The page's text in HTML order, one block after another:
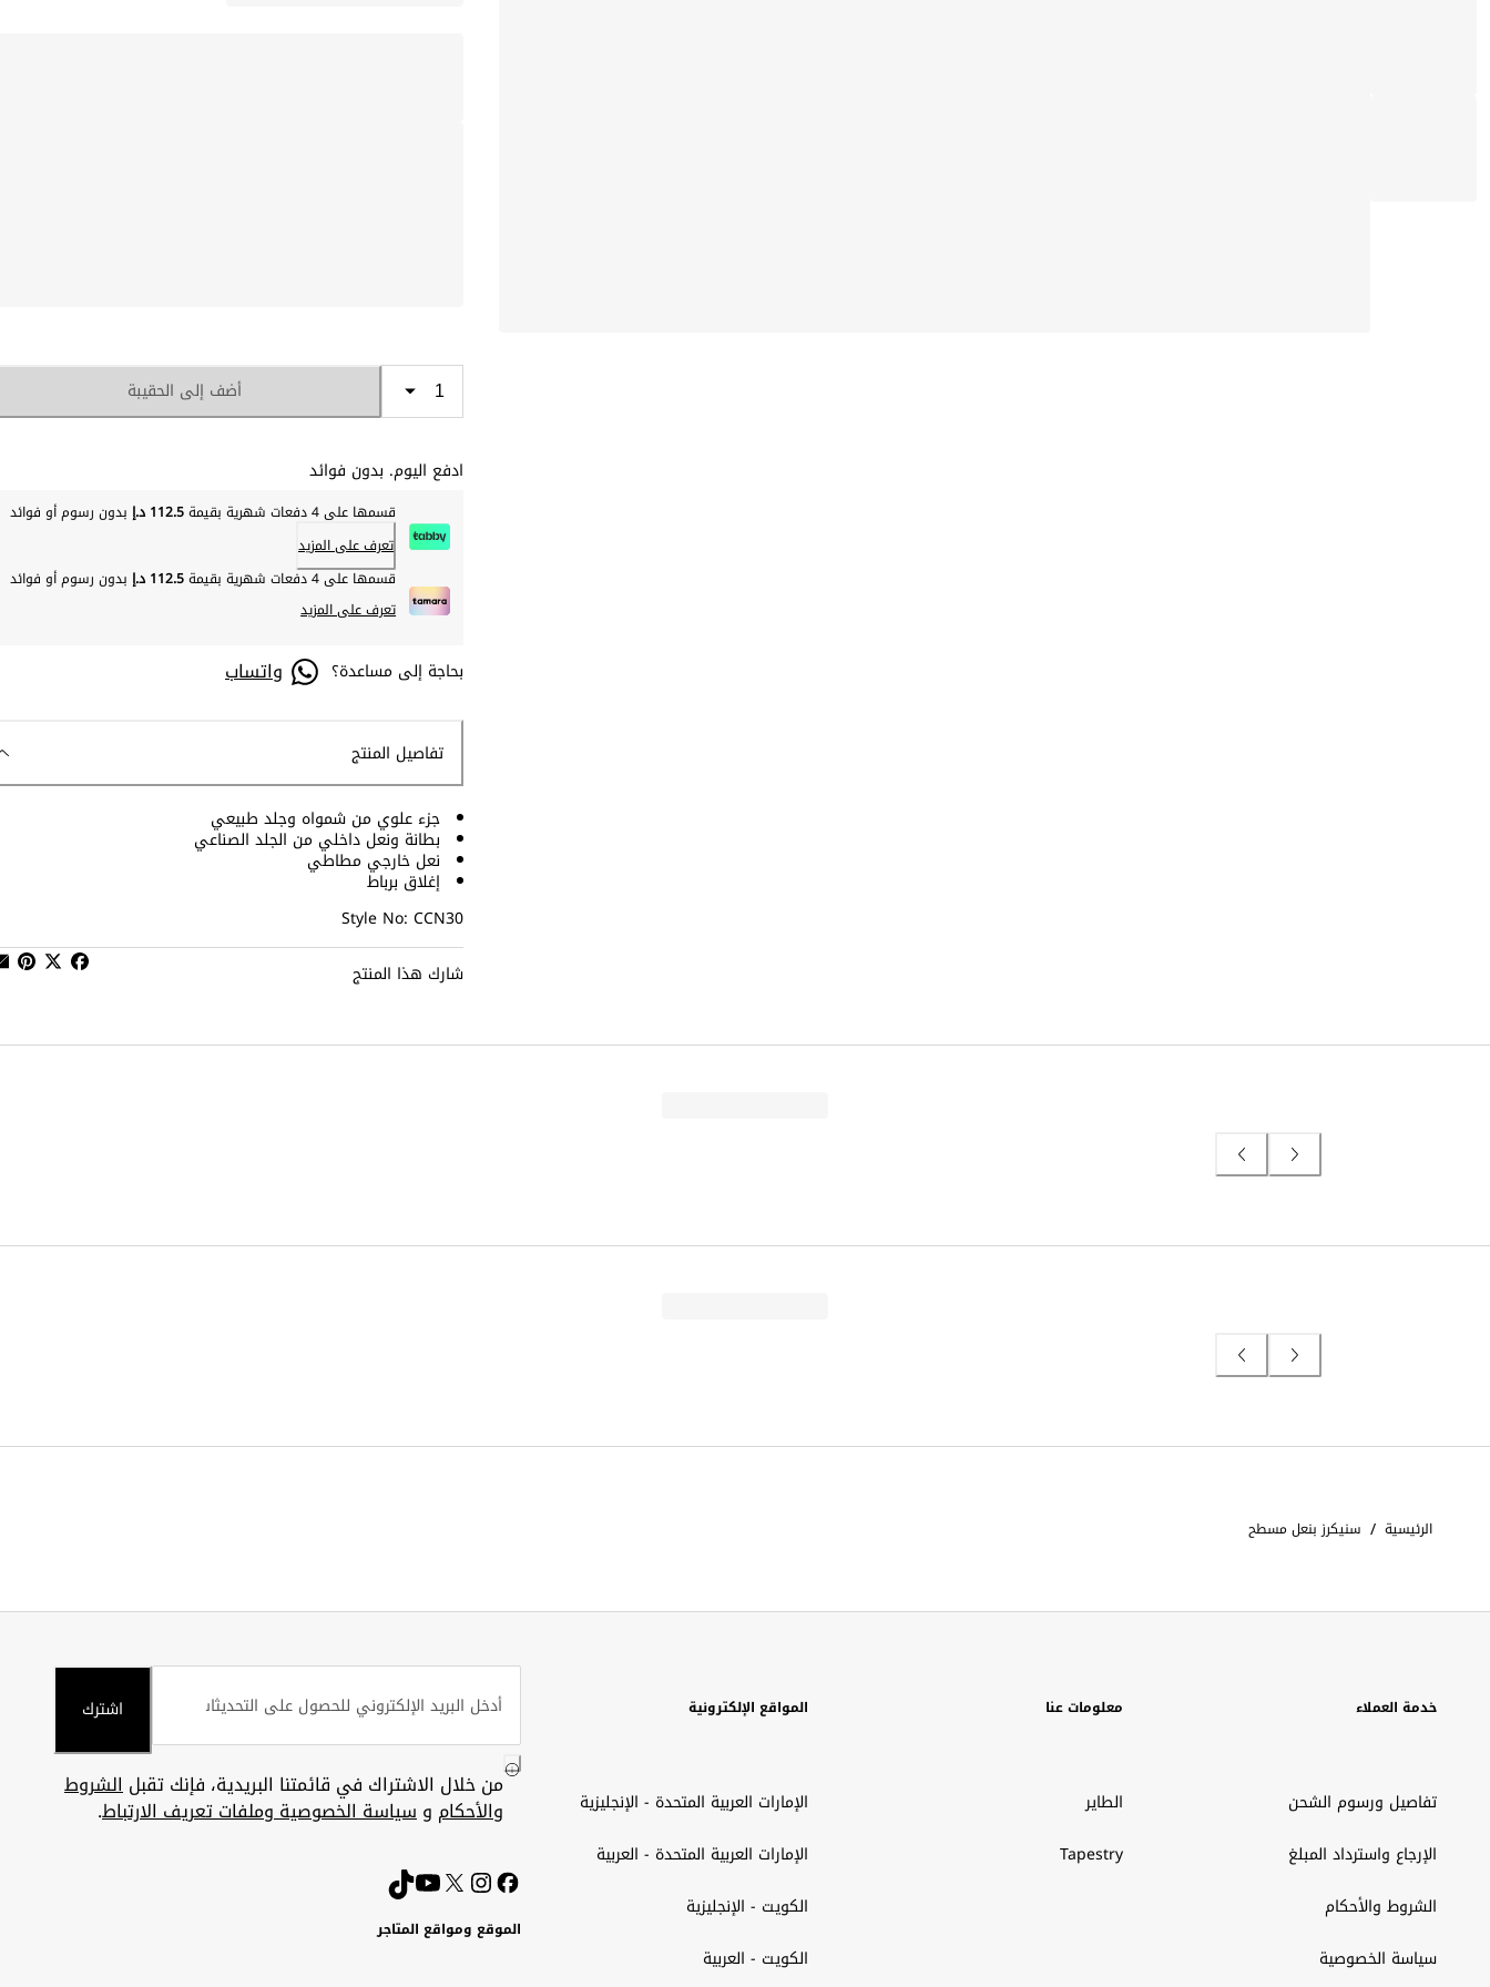
أضف إلى الحقيبة
ادفع اليوم. بدون فوائد
قسمها على 4 دفعات شهرية بقيمة 112.5 د.إ
بدون رسوم أو فوائد
تعرف على المزيد
قسمها على 4 دفعات شهرية بقيمة
112.5 د.إ
بدون رسوم أو فوائد
تعرف على المزيد
بحاجة إلى مساعدة؟ واتساب
تفاصيل المنتج
جزء علوي من شمواه وجلد طبيعي
بطانة ونعل داخلي من الجلد الصناعي
نعل خارجي مطاطي
إغلاق برباط
Style No: CCN30
شارك هذا المنتج
الرئيسية / سنيكرز بنعل مسطح
خدمة العملاء
تفاصيل ورسوم الشحن
الإرجاع واسترداد المبلغ
الشروط والأحكام
سياسة الخصوصية
معلومات عنا
الطاير
Tapestry
المواقع الإلكترونية
الإمارات العربية المتحدة - الإنجليزية
الإمارات العربية المتحدة - العربية
الكويت - الإنجليزية
الكويت - العربية
اشترك
من خلال الاشتراك في قائمتنا البريدية، فإنك تقبلالشروط
والأحكام وسياسة الخصوصية وملفات تعريف الارتباط.
الموقع ومواقع المتاجر